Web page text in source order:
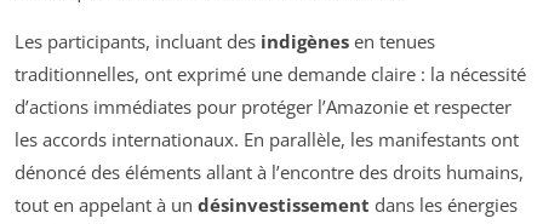
Les participants, incluant des indigènes en tenues
traditionnelles, ont exprimé une demande claire : la nécessité
d’actions immédiates pour protéger l’Amazonie et respecter
les accords internationaux. En parallèle, les manifestants ont
dénoncé des éléments allant à l’encontre des droits humains,
tout en appelant à un désinvestissement dans les énergies